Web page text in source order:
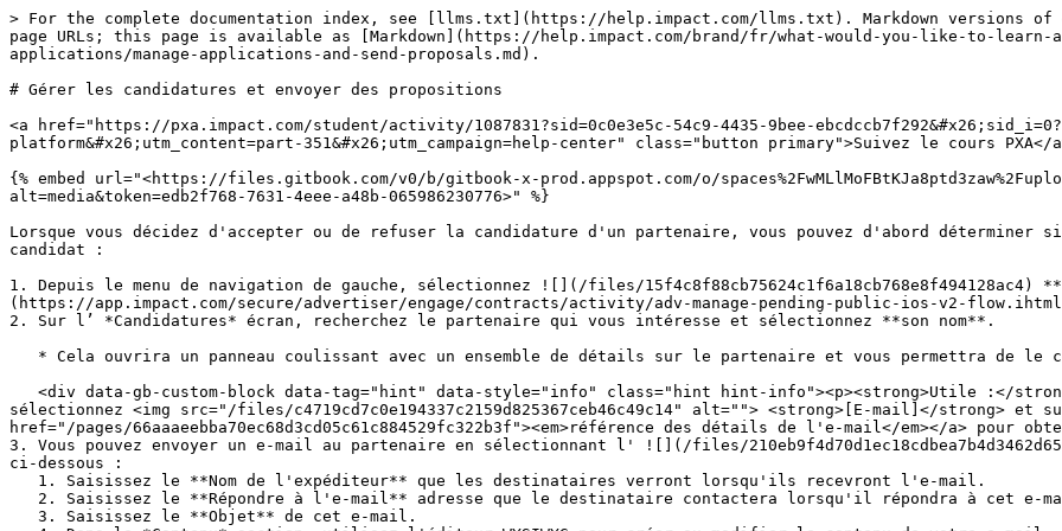
> For the complete documentation index, see [llms.txt](https://help.impact.com/llms.txt). Markdown versions of documentation pages are available by appending `.md` to page URLs; this page is available as [Markdown](https://help.impact.com/brand/fr/what-would-you-like-to-learn-about/platform-features/review-partner-applications/manage-applications-and-send-proposals.md).

# Gérer les candidatures et envoyer des propositions

<a href="https://pxa.impact.com/student/activity/1087831?sid=0c0e3e5c-54c9-4435-9bee-ebcdccb7f292&#x26;sid_i=0?utm_source=app.impact.com&#x26;utm_medium=owned-platform&#x26;utm_content=part-351&#x26;utm_campaign=help-center" class="button primary">Suivez le cours PXA</a>

{% embed url="<https://files.gitbook.com/v0/b/gitbook-x-prod.appspot.com/o/spaces%2FwMLlMoFBtKJa8ptd3zaw%2Fuploads%2FM649z66ubxjs2Zs6dSLU%2Fdis-250-4.mp4?alt=media&token=edb2f768-7631-4eee-a48b-065986230776>" %}

Lorsque vous décidez d'accepter ou de refuser la candidature d'un partenaire, vous pouvez d'abord déterminer si ce partenaire est adapté. Pour ouvrir le profil d'un candidat :

1. Depuis le menu de navigation de gauche, sélectionnez ![](/files/15f4c8f88cb75624c1f6a18cb768e8f494128ac4) **\[Engage] → Partenaires →** [**Candidatures**](https://app.impact.com/secure/advertiser/engage/contracts/activity/adv-manage-pending-public-ios-v2-flow.ihtml).
2. Sur l’ *Candidatures* écran, recherchez le partenaire qui vous intéresse et sélectionnez **son nom**.

   * Cela ouvrira un panneau coulissant avec un ensemble de détails sur le partenaire et vous permettra de le contacter.

   <div data-gb-custom-block data-tag="hint" data-style="info" class="hint hint-info"><p><strong>Utile :</strong> Pour envoyer un e-mail à un partenaire potentiel, sélectionnez <img src="/files/c4719cd7c0e194337c2159d825367ceb46c49c14" alt=""> <strong>[E-mail]</strong> et suivez la <a href="/pages/66aaaeebba70ec68d3cd05c61c884529fc322b3f"><em>référence des détails de l'e-mail</em></a> pour obtenir des conseils.</p></div>
3. Vous pouvez envoyer un e-mail au partenaire en sélectionnant l' ![](/files/210eb9f4d70d1ec18cdbea7b4d3462d6599030c0) **\[icône d'e-mail]** et en suivant les étapes ci-dessous :
   1. Saisissez le **Nom de l'expéditeur** que les destinataires verront lorsqu'ils recevront l'e-mail.
   2. Saisissez le **Répondre à l'e-mail** adresse que le destinataire contactera lorsqu'il répondra à cet e-mail.
   3. Saisissez le **Objet** de cet e-mail.
   4. Dans le *Contenu* section, utilisez l'éditeur WYSIWYG pour créer ou modifier le contenu de votre e-mail. Survolez les icônes pour afficher les options de mise en forme et de contenu (par ex., pour téléverser une pièce jointe, sélectionnez ![](/files/95f5d867f3f114302eb35db885a74b6d8cc411b7) **\[Fichier]** et déposez votre fichier).
   5. Le cas échéant, sélectionnez **Afficher les options de jetons spéciaux**. Cela vous permet d'intégrer des jetons spéciaux dans le contenu de votre e-mail qui renseignent dynamiquement les valeurs.
      * Consultez le *Référence des jetons spéciaux* ci-dessous pour plus d'informations sur ces options.
   6. Sélectionnez **Envoyer**.

<details>

<summary>Référence des jetons spéciaux</summary>

| Jeton              | Description                                                               |
| ------------------ | ------------------------------------------------------------------------- |
| {adcode\<adid>}    | Le code d'annonce pour une annonce particulière (exemple : {adcode\_12}). |
| {mpid}             | L'ID du partenaire (p. ex. 98765).                                        |
| {mpname}           | Le nom de l'entreprise partenaire.                                        |
| {firstName}        | Le prénom de l'utilisateur du compte partenaire (p. ex. John).            |
| {lastName}         | Le nom de famille de l'utilisateur du compte partenaire (p. ex. Doe).     |
| {currentDay}       | Le jour actuel (p. ex. 19 janvier 2038).                                  |
| {currentTime}      | L'heure actuelle, secondes comprises (p. ex. 19-janv.-2038 03:14:08 UTC). |
| {currentMonthYear} | Le mois et l'année en cours (p. ex. janvier 2038).                        |

</details>

#### Afficher les informations d'un candidat

{% tabs %}
{% tab title="Propriétés" %}
Cet onglet répertorie les propriétés média du partenaire, à savoir :

* Sites web
* Pages de réseaux sociaux
* Applications mobiles
* Bulletins d'information par e-mail
* Podcasts
* Propriétés média hors ligne et autres

<div data-with-frame="true"><figure><img src="/files/69c975be45531bc9a8a7c3258aa05f97cce98255" alt="" width="437"><figcaption></figcaption></figure></div>
{% endtab %}

{% tab title="Détails" %}
Cet onglet affiche la description fournie par le partenaire, son modèle d'affaires, les catégories promotionnelles, les téléchargements du kit média disponibles, les liens associés, les zones promotionnelles et les détails financiers.

<div data-with-frame="true"><figure><img src="/files/9115e4231f953d9f05e4238d791f176b55fb1216" alt="" width="455"><figcaption></figcaption></figure></div>
{% endtab %}

{% tab title="Champs personnalisés" %}
Cet onglet n'est visible que si vous avez activé les enquêtes avec [champs personnalisés](/brand/fr/what-would-you-like-to-learn-about/platform-features/reach-out-to-partners/surveys/create-custom-fields-for-surveys.md). Il affiche les réponses du partenaire à vos questions de champs personnalisés et tous les fichiers qu'il a joints.

<div data-with-frame="true"><figure><img src="/files/8f90375e57bad96955cf00fb16f01ea4ee0c1436" alt="" width="448"><figcaption></figcaption></figure></div>
{% endtab %}
{% endtabs %}

#### Accepter un candidat

1. Depuis le menu de navigation de gauche, sélectionnez ![](/files/15f4c8f88cb75624c1f6a18cb768e8f494128ac4) **\[Engage] → Partenaires →** [Candidatures](https://app.impact.com/secure/advertiser/engage/contracts/activity/adv-manage-pending-public-ios-v2-flow.ihtml).
2. Sur l’ *Candidatures* écran, recherchez le candidat qui vous intéresse et sélectionnez **son nom**, puis, dans la fenêtre modale coulissante, sélectionnez **Accepter**.
   * Sinon, survolez la candidature dans l' *Candidatures* écran et sélectionnez ![](/files/8fc46368ded1f34376787abf9e1ea28872383d82) **\[Plus] → Accepter**.
3. Le *Accepter la candidature* la fenêtre modale apparaîtra. Vérifiez et mettez à jour les paramètres suivants si nécessaire :
   * **Conditions du contrat :** Examinez les conditions du contrat auxquelles le partenaire a postulé, ou envoyez une nouvelle proposition. Pour plus d'informations, voir [Envoyer une contre-